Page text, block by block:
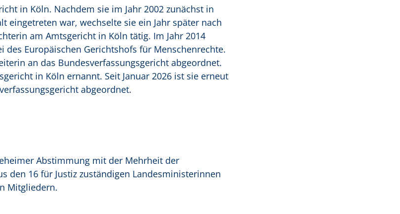
in Köln. Nachdem sie im Jahr 2002 zunächst in
eingetreten war, wechselte sie ein Jahr später nach
am Amtsgericht in Köln tätig. Im Jahr 2014
Europäischen Gerichtshofs für Menschenrechte.
an das Bundesverfassungsgericht abgeordnet.
in Köln ernannt. Seit Januar 2026 ist sie erneut
abgeordnet.
Abstimmung mit der Mehrheit der
den 16 für Justiz zuständigen Landesministerinnen
Mitgliedern.